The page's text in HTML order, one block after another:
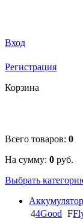
Вход
Регистрация
Корзина
Всего товаров: 0
На сумму: 0 руб.
Выбрать
44Good F